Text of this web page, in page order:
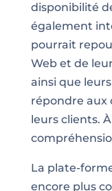
disponibilité
également
pourrait
Web et de
ainsi que
répondre aux
leurs clients.
La plate-
encore plus